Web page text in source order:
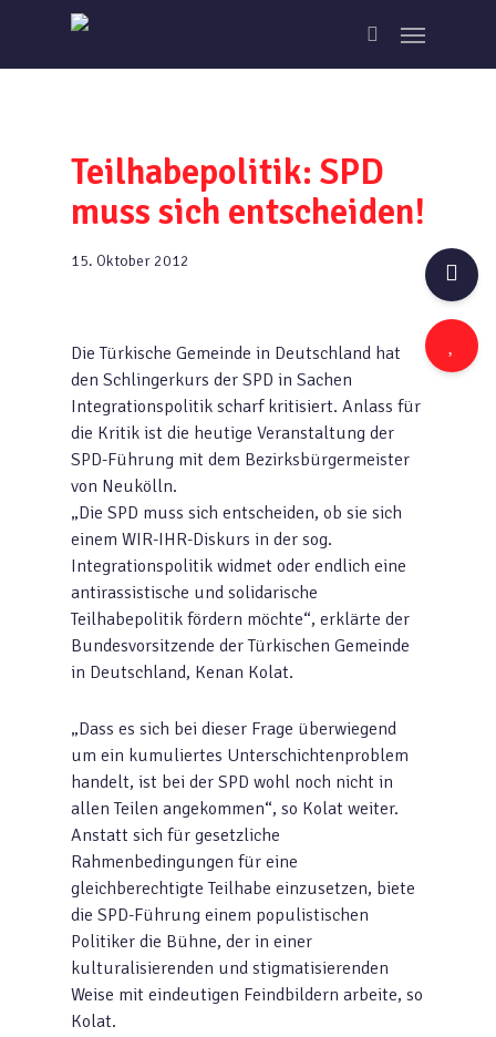
main
search
Menu
Teilhabepolitik: SPD
muss sich entscheiden!
15. Oktober 2012
Die Türkische Gemeinde in Deutschland hat
den Schlingerkurs der SPD in Sachen
Integrationspolitik scharf kritisiert. Anlass für
die Kritik ist die heutige Veranstaltung der
SPD-Führung mit dem Bezirksbürgermeister
von Neukölln.
„Die SPD muss sich entscheiden, ob sie sich
einem WIR-IHR-Diskurs in der sog.
Integrationspolitik widmet oder endlich eine
antirassistische und solidarische
Teilhabepolitik fördern möchte“, erklärte der
Bundesvorsitzende der Türkischen Gemeinde
in Deutschland, Kenan Kolat.
„Dass es sich bei dieser Frage überwiegend
um ein kumuliertes Unterschichtenproblem
handelt, ist bei der SPD wohl noch nicht in
allen Teilen angekommen“, so Kolat weiter.
Anstatt sich für gesetzliche
Rahmenbedingungen für eine
gleichberechtigte Teilhabe einzusetzen, biete
die SPD-Führung einem populistischen
Politiker die Bühne, der in einer
kulturalisierenden und stigmatisierenden
Weise mit eindeutigen Feindbildern arbeite, so
Kolat.